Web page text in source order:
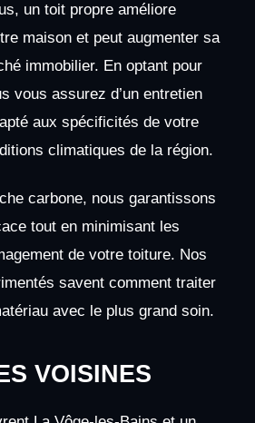
un toit propre améliore
maison et peut augmenter sa
immobilier. En optant pour
vous assurez d’un entretien
aux spécificités de votre
climatiques de la région.
carbone, nous garantissons
tout en minimisant les
de votre toiture. Nos
savent comment traiter
avec le plus grand soin.
VOISINES